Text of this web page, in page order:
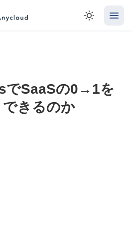
でSaaSの0→1を
きるのか